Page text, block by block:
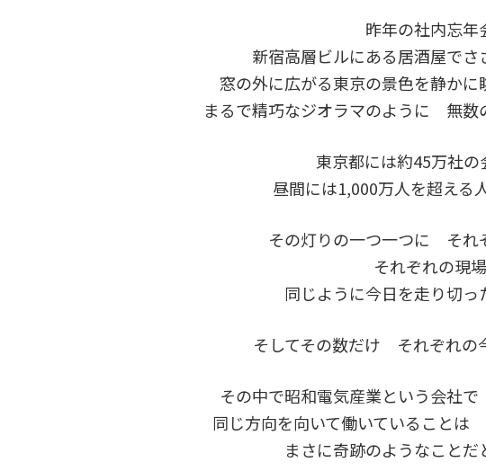
昨年の社内忘年
新宿高層ビルにある居酒屋で
窓の外に広がる東京の景色を静か
まるで精巧なジオラマのように 無数
東京都には約45万社の
昼間には1,000万人を超える
その灯りの一つ一つに それ
それぞれの現
同じように今日を走り切っ
そしてその数だけ それぞれの
その中で昭和電気産業という会社
同じ方向を向いて働いていることは
まさに奇跡のようなことだ